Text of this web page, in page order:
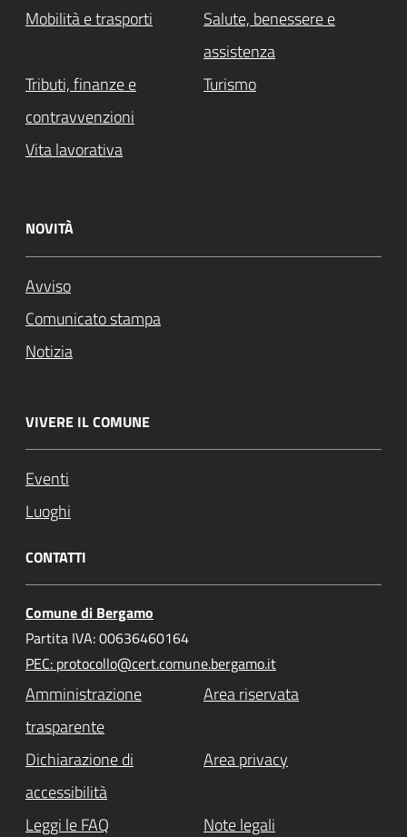
Mobilità e trasporti
Salute, benessere e
assistenza
Tributi, finanze e
contravvenzioni
Turismo
Vita lavorativa
NOVITÀ
Avviso
Comunicato stampa
Notizia
VIVERE IL COMUNE
Eventi
Luoghi
CONTATTI
Comune di Bergamo
Partita IVA: 00636460164
PEC: protocollo@cert.comune.bergamo.it
Amministrazione
trasparente
Area riservata
Dichiarazione di
accessibilità
Area privacy
Leggi le FAQ Note legali